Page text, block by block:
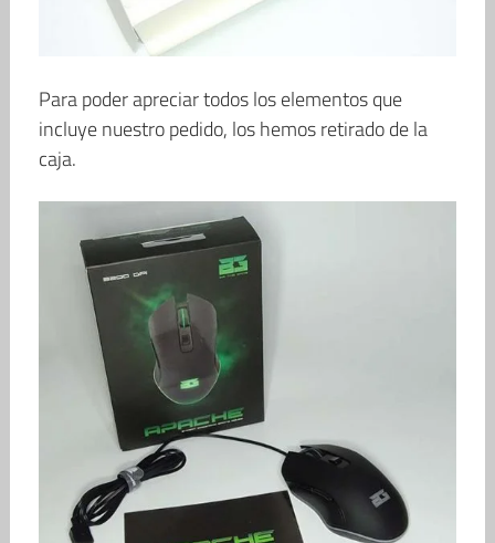
Para poder apreciar todos los elementos que
incluye nuestro pedido, los hemos retirado de la
caja.